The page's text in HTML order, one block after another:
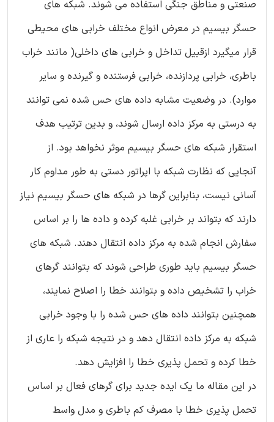
صنعتی و مناطق جنگی استفاده می شوند. شبکه های
حسگر بیسیم در معرض انواع مختلف خرابی های محیطی
قرار میگیرد ازقبیل تداخل و خرابی های داخلی( مانند خراب
باطری، خرابی پردازنده، خرابی فرستنده و گیرنده و سایر
موارد). در وضعیت مشابه داده های حس شده نمی توانند
به درستی به مرکز داده ارسال شوند، و بدین ترتیب هدف
استقرار شبکه های حسگر بیسیم موثر نخواهد بود. از
آنجایی که نظارت شبکه با اپراتور دستی به طور مداوم کار
آسانی نیست، بنابراین گرها در شبکه های حسگر بیسیم نیاز
دارند که بتواند بر خرابی غلبه کرده و داده ها را بر اساس
سفارش انجام شده به مرکز داده انتقال دهند. شبکه های
حسگر بیسیم باید طوری طراحی شوند که بتوانند گرهای
خراب را تشخیص داده و بتوانند خطا را اصلاح نمایند،
همچنین بتوانند داده های حس شده را با وجود خرابی
شبکه به مرکز داده انتقال دهد و در نتیجه شبکه را عاری از
خطا کرده و تحمل پذیری خطا را افزایش دهد.
در این مقاله ما یک ایده جدید برای گرهای فعال بر اساس
تحمل پذیری خطا با مصرف کم باطری و مدل واسط